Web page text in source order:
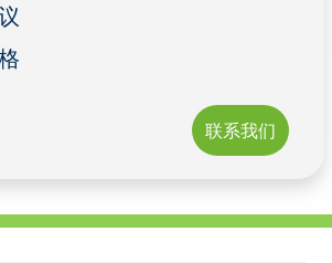
联系我们